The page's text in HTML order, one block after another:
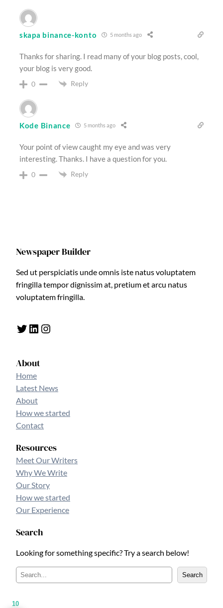
skapa binance-konto 5 months ago
Thanks for sharing. I read many of your blog posts, cool,
your blog is very good.
0 Reply
Kode Binance 5 months ago
Your point of view caught my eye and was very
interesting. Thanks. I have a question for you.
0 Reply
Newspaper Builder
Sed ut perspiciatis unde omnis iste natus voluptatem
fringilla tempor dignissim at, pretium et arcu natus
voluptatem fringilla.
Twitter LinkedIn Instagram
About
Home
Latest News
About
How we started
Contact
Resources
Meet Our Writers
Why We Write
Our Story
How we started
Our Experience
Search
Looking for something specific? Try a search below!
u
Search
10